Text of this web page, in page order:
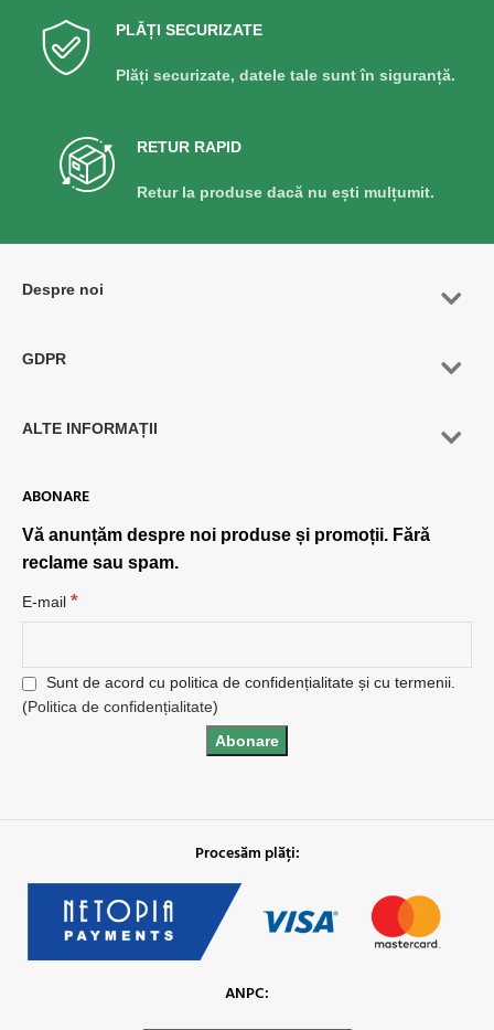
PLĂȚI SECURIZATE
Plăți securizate, datele tale sunt în siguranță.
RETUR RAPID
Retur la produse dacă nu ești mulțumit.
Despre noi
GDPR
ALTE INFORMAȚII
ABONARE
Vă anunțăm despre noi produse și promoții. Fără
reclame sau spam.
E-mail*
Sunt de acord cu politica de confidențialitate și cu termenii.
(Politica de confidențialitate)
Procesăm plăți:
ANPC: